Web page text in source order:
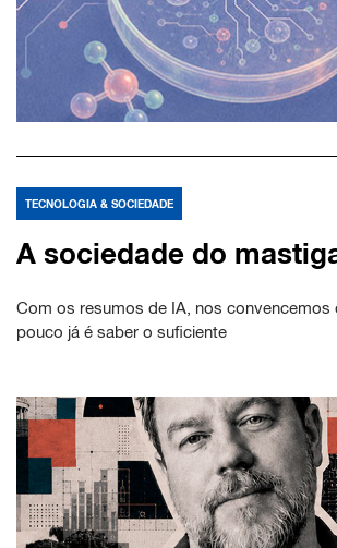
TECNOLOGIA & SOCIEDADE
A sociedade do
Com os resumos de IA, nos convencemos
pouco já é saber o suficiente